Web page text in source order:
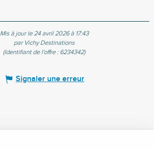
Mis à jour le 24 avril 2026 à 17:43
par Vichy Destinations
(Identifiant de l'offre : 6234342)
Signaler une erreur